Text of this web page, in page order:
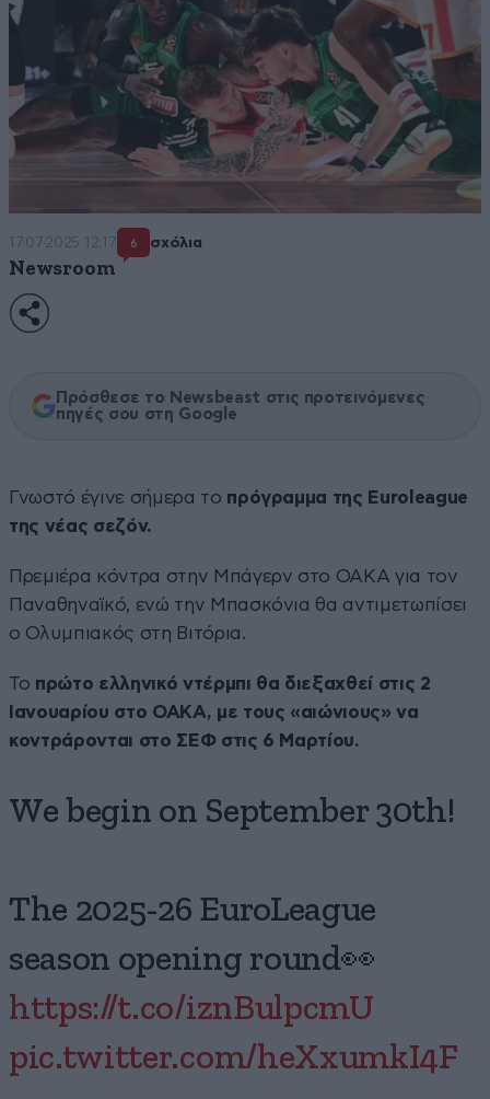
17·07·2025 12:17 6 σχόλια
Newsroom
Πρόσθεσε το Newsbeast στις προτεινόμενες
πηγές σου στη Google
Γνωστό έγινε σήμερα το πρόγραμμα της Euroleague
της νέας σεζόν.
Πρεμιέρα κόντρα στην Μπάγερν στο ΟΑΚΑ για τον
Παναθηναϊκό, ενώ την Μπασκόνια θα αντιμετωπίσει
ο Ολυμπιακός στη Βιτόρια.
Το πρώτο ελληνικό ντέρμπι θα διεξαχθεί στις 2
Ιανουαρίου στο ΟΑΚΑ, με τους «αιώνιους» να
κοντράρονται στο ΣΕΦ στις 6 Μαρτίου.
We begin on September 30th!
The 2025-26 EuroLeague
season opening round👀
https://t.co/iznBulpcmU
pic.twitter.com/heXxumkI4F